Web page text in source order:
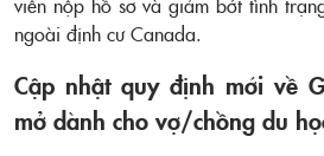
ngoài định cư Canada.
Cập nhật quy định mới về
mở dành cho vợ/chồng du